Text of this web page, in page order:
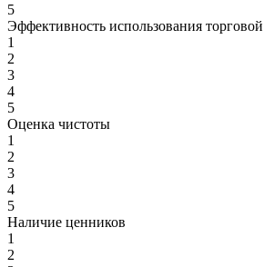
5
Эффективность использования
1
2
3
4
5
Оценка чистоты
1
2
3
4
5
Наличие ценников
1
2